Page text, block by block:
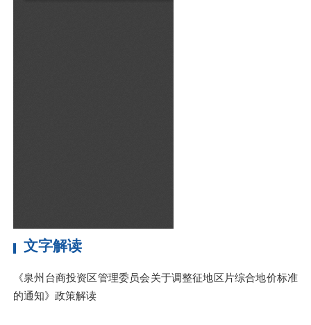
文字解读
《泉州台商投资区管理委员会关于调整征地区片综合地价标准
的通知》政策解读